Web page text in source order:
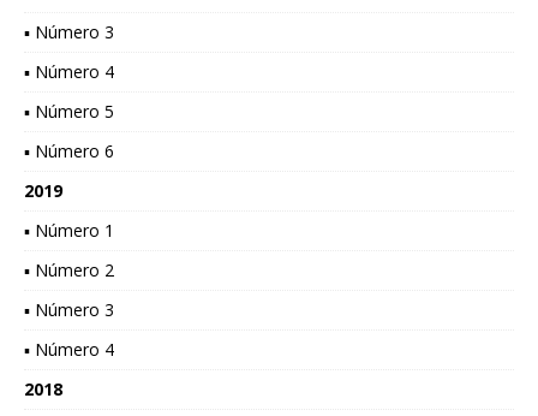
▪ Número 3
▪ Número 4
▪ Número 5
▪ Número 6
2019
▪ Número 1
▪ Número 2
▪ Número 3
▪ Número 4
2018